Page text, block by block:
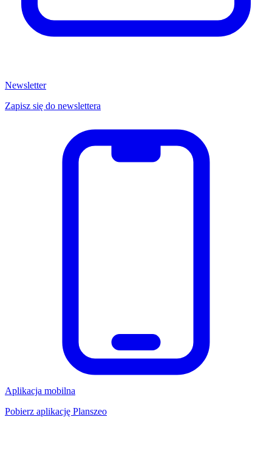
Newsletter
Zapisz się do newslettera
Aplikacja mobilna
Pobierz aplikację Planszeo